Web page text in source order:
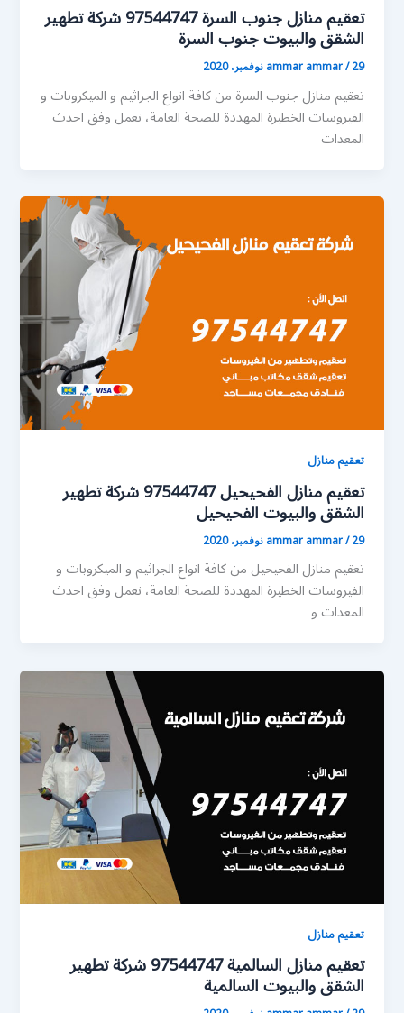
تعقيم منازل جنوب السرة 97544747 شركة تطهير
الشقق والبيوت جنوب السرة
ammar ammar/29 نوفمبر، 2020
تعقيم منازل جنوب السرة من كافة انواع الجراثيم و الميكروبات و
الفيروسات الخطيرة المهددة للصحة العامة، نعمل وفق احدث
المعدات
تعقيم منازل
تعقيم منازل الفحيحيل 97544747 شركة تطهير
الشقق والبيوت الفحيحيل
ammar ammar/29 نوفمبر، 2020
تعقيم منازل الفحيحيل من كافة انواع الجراثيم و الميكروبات و
الفيروسات الخطيرة المهددة للصحة العامة، نعمل وفق احدث
المعدات و
تعقيم منازل
تعقيم منازل السالمية 97544747 شركة تطهير
الشقق والبيوت السالمية